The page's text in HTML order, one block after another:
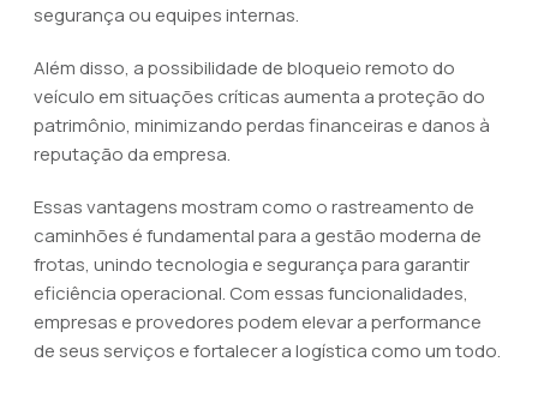
segurança ou equipes internas.
Além disso, a possibilidade de bloqueio remoto do
veículo em situações críticas aumenta a proteção do
patrimônio, minimizando perdas financeiras e danos à
reputação da empresa.
Essas vantagens mostram como o rastreamento de
caminhões é fundamental para a gestão moderna de
frotas, unindo tecnologia e segurança para garantir
eficiência operacional. Com essas funcionalidades,
empresas e provedores podem elevar a performance
de seus serviços e fortalecer a logística como um todo.